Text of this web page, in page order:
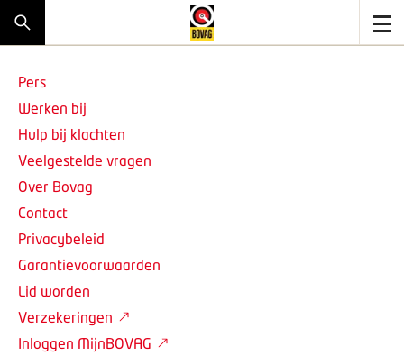
Pers
Werken bij
Hulp bij klachten
Veelgestelde vragen
Over Bovag
Contact
Privacybeleid
Garantievoorwaarden
Lid worden
Verzekeringen
Inloggen MijnBOVAG